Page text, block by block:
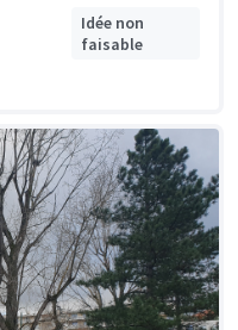
Idée non
faisable